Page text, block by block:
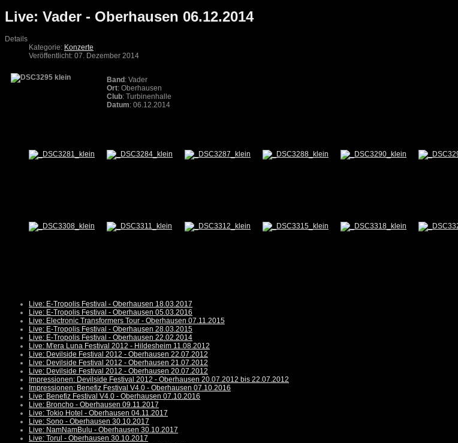
Live: Vader - Oberhausen 06.12.2014
Details
Kategorie: Konzerte
Veröffentlicht: 07. Dezember 2014
Band : Vader
Ort: Oberhausen
Club: Turbinenhalle
Datum: 06.12.2014
Live: E-Tropolis Festival - Oberhausen 18.03.2017
Live: E-Tropolis Festival - Oberhausen 05.03.2016
Live: Electronic Transformers Tour - Oberhausen 07.11.2015
Live: E-Tropolis Festival - Oberhausen 28.03.2015
Live: E-Tropolis Festival - Oberhausen 22.02.2014
Live: M'era Luna Festival 2012 - Hildesheim 11.08.2012
Live: Devilside Festival 2012 - Oberhausen 22.07.2012
Live: Devilside Festival 2012 - Oberhausen 21.07.2012
Live: Devilside Festival 2012 - Oberhausen 20.07.2012
Impressionen: Devilside Festival 2012 - Oberhausen 20.07.2012 bis 22.07.2012
Impressionen: Benefiz Festival V4.0 - Oberhausen 07.10.2016
Live: Benefiz Festival V4.0 - Oberhausen 07.10.2016
Live: Broncho - Oberhausen 09.11.2017
Live: Tokio Hotel - Oberhausen 04.11.2017
Live: Sono - Oberhausen 30.10.2017
Live: NamNamBulu - Oberhausen 30.10.2017
Live: Torul - Oberhausen 30.10.2017